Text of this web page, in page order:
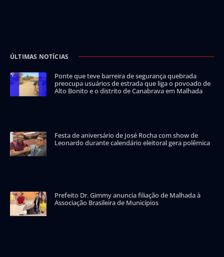
ÚLTIMAS NOTÍCIAS
Ponte que teve barreira de segurança quebrada
preocupa usuários de estrada que liga o povoado de
Alto Bonito e o distrito de Canabrava em Malhada
Festa de aniversário de José Rocha com show de
Leonardo durante calendário eleitoral gera polêmica
Prefeito Dr. Gimmy anuncia filiação de Malhada à
Associação Brasileira de Municípios